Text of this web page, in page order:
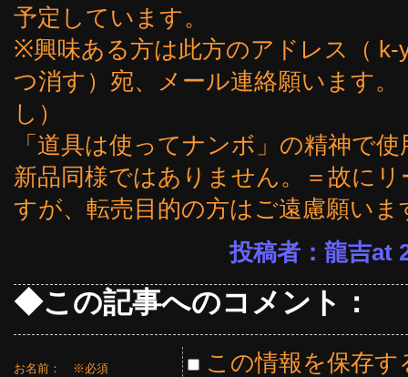
予定しています。
※興味ある方は此方のアドレス（ k-
つ消す）宛、メール連絡願います
し）
「道具は使ってナンボ」の精神で
新品同様ではありません。＝故に
すが、転売目的の方はご遠慮願いま
投稿者：龍吉at
◆この記事へのコメント：
お名前： ※必須 この情報を保存す